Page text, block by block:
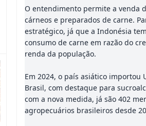
O entendimento permite a venda
cárneos e preparados de carne.
estratégico, já que a Indonésia
consumo de carne em razão do
renda da população.
Em 2024, o país asiático importou
Brasil, com destaque para
com a nova medida, já são 402
agropecuários brasileiros desde